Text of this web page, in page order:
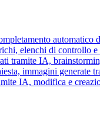
automatico
elenchi di controllo
tramite IA,
immagini generate
IA, modifica e